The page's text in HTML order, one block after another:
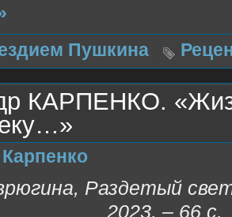
Пушкина
КАРПЕНКО.
Раздетый
2023. – 66 с.